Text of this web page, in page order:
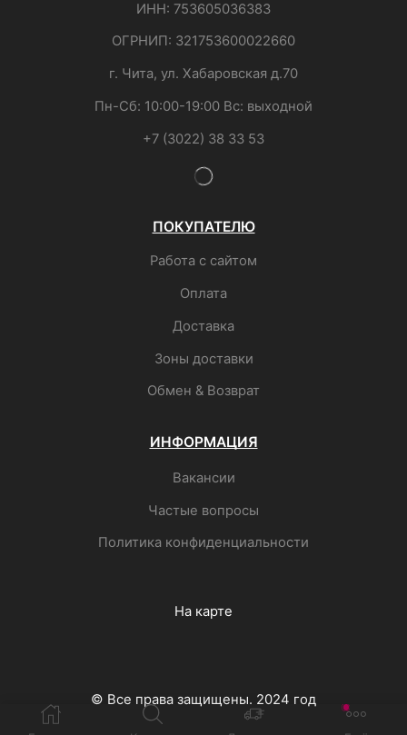
ИНН: 753605036383
ОГРНИП: 321753600022660
г. Чита, ул. Хабаровская д.70
Пн-Сб: 10:00-19:00 Вс: выходной
+7 (3022) 38 33 53
ПОКУПАТЕЛЮ
Работа с сайтом
Оплата
Доставка
Зоны доставки
Обмен & Возврат
ИНФОРМАЦИЯ
Вакансии
Частые вопросы
Политика конфиденциальности
На карте
© Все права защищены. 2024 год